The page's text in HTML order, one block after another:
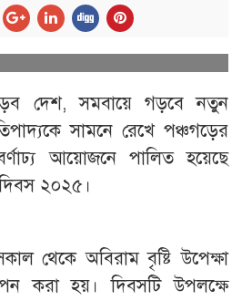
দেশ, সমবায়ে গড়বে নতুন
সামনে রেখে পঞ্চগড়ের
আয়োজনে পালিত হয়েছে
২০২৫।
থেকে অবিরাম বৃষ্টি উপেক্ষা
করা হয়। দিবসটি উপলক্ষে